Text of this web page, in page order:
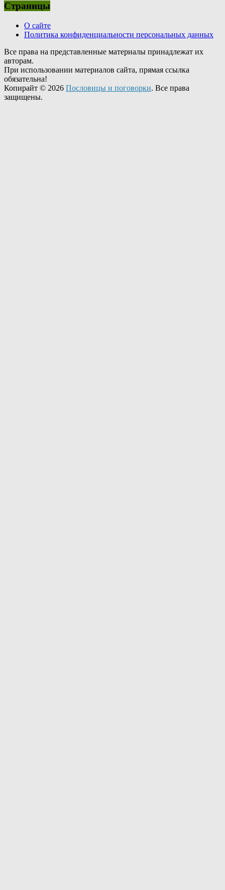
Страницы
О сайте
Политика конфиденциальности персональных данных
Все права на представленные материалы принадлежат их
авторам.
При использовании материалов сайта, прямая ссылка
обязательна!
Копирайт © 2026 Пословицы и поговорки. Все права
защищены.